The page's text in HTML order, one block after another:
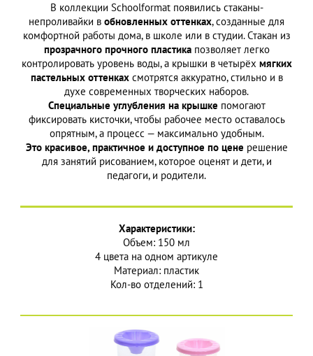
В коллекции Schoolformat появились стаканы-
непроливайки в обновленных оттенках, созданные для
комфортной работы дома, в школе или в студии. Стакан из
прозрачного прочного пластикапозволяет легко
контролировать уровень воды, а крышки в четырёх мягких
пастельных оттенкахсмотрятся аккуратно, стильно и в
духе современных творческих наборов.
Специальные углубления на крышке помогают
фиксировать кисточки, чтобы рабочее место оставалось
опрятным, а процесс — максимально удобным.
Это красивое, практичное и доступное по цене решение
для занятий рисованием, которое оценят и дети, и
педагоги, и родители.
Характеристики:
Объем: 150 мл
4 цвета на одном артикуле
Материал: пластик
Кол-во отделений: 1